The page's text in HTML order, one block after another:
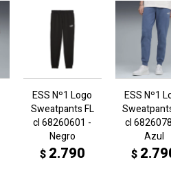
ESS Nº1 Logo
Sweatpants FL
cl 68260601 -
Negro
$ 2.790
ESS Nº1
cl
Azul
$